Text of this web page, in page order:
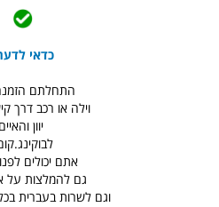
כדאי
התחלתם
וילה או רכב דרך
יוון והאיים
אתם יכולים
גם להמלצות על
וגם לשרות בעברית